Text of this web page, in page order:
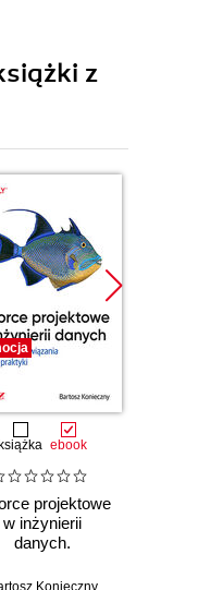
z
książka ebook
projektowe
w inżynierii
danych.
i dobre
Konieczny